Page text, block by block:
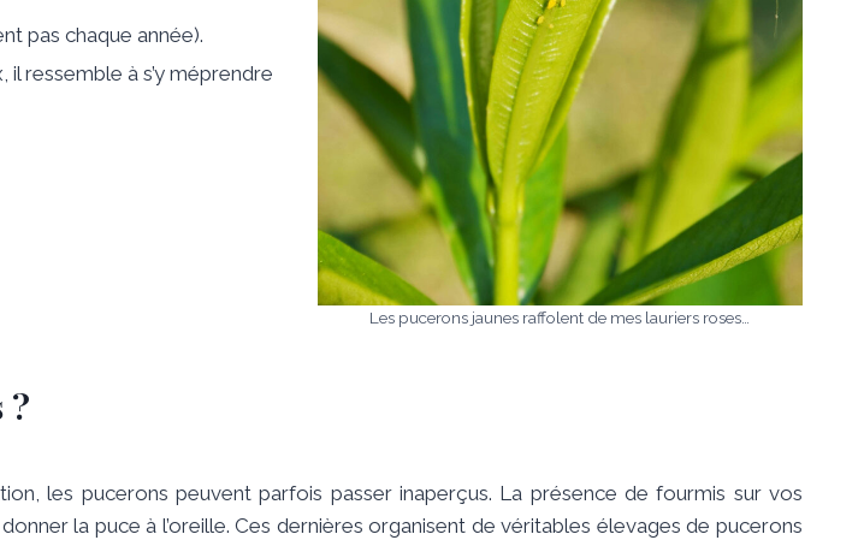
pas chaque année).
ressemble à s’y méprendre
Les pucerons jaunes raffolent de mes lauriers roses…
?
les pucerons peuvent parfois passer inaperçus. La présence de fourmis sur vos
la puce à l’oreille. Ces dernières organisent de véritables élevages de pucerons